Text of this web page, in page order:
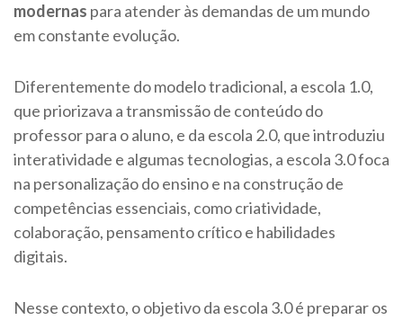
modernas para atender às demandas de um mundo
em constante evolução.
Diferentemente do modelo tradicional, a escola 1.0,
que priorizava a transmissão de conteúdo do
professor para o aluno, e da escola 2.0, que introduziu
interatividade e algumas tecnologias, a escola 3.0 foca
na personalização do ensino e na construção de
competências essenciais, como criatividade,
colaboração, pensamento crítico e habilidades
digitais.
Nesse contexto, o objetivo da escola 3.0 é preparar os